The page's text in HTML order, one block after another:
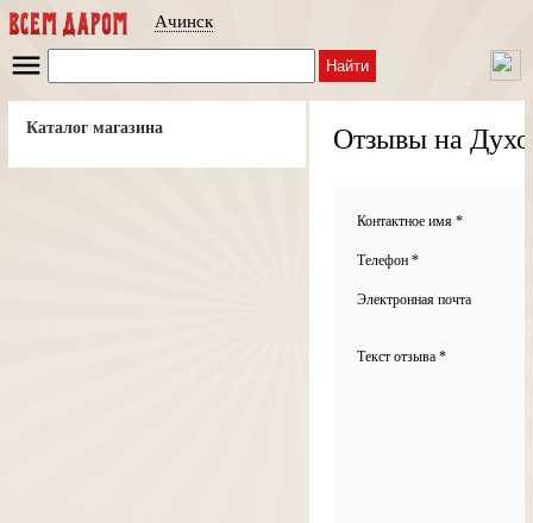
Ачинск
Найти
Каталог магазина Отзывы на
Контактное имя *
Телефон *
Электронная почта
Текст отзыва *